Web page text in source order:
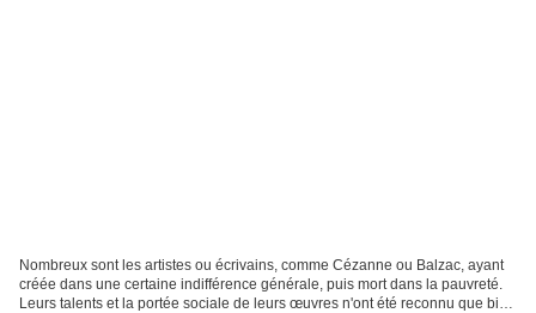
Nombreux sont les artistes ou écrivains, comme Cézanne ou Balzac, ayant
créée dans une certaine indifférence générale, puis mort dans la pauvreté.
Leurs talents et la portée sociale de leurs œuvres n'ont été reconnu que bien